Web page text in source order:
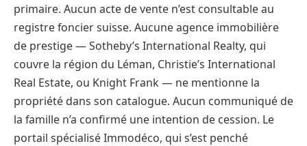
primaire. Aucun acte de vente n’est consultable au
registre foncier suisse. Aucune agence immobilière
de prestige — Sotheby’s International Realty, qui
couvre la région du Léman, Christie’s International
Real Estate, ou Knight Frank — ne mentionne la
propriété dans son catalogue. Aucun communiqué de
la famille n’a confirmé une intention de cession. Le
portail spécialisé Immodéco, qui s’est penché